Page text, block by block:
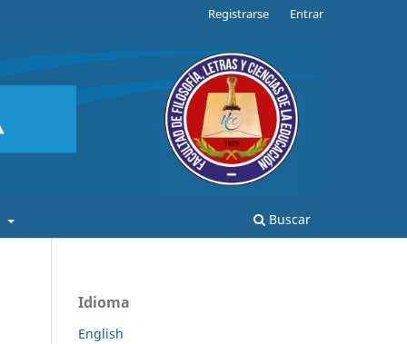
Buscar
Registrarse Entrar
Idioma
English